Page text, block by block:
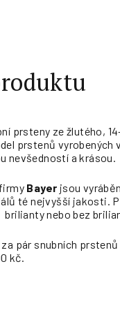
prsteny ze žlutého,
prstenů vyrobených
nevšedností a krásou.
Bayer jsou
té nejvyšší jakosti.
nebo bez
pár snubních
kč.